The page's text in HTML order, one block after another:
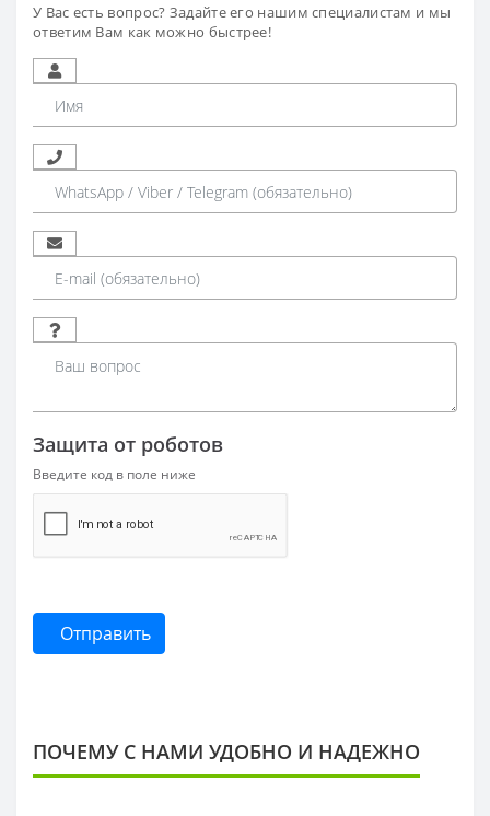
У Вас есть вопрос? Задайте его нашим специалистам и мы
ответим Вам как можно быстрее!
Защита от роботов
Введите код в поле ниже
Отправить
ПОЧЕМУ С НАМИ УДОБНО И НАДЕЖНО